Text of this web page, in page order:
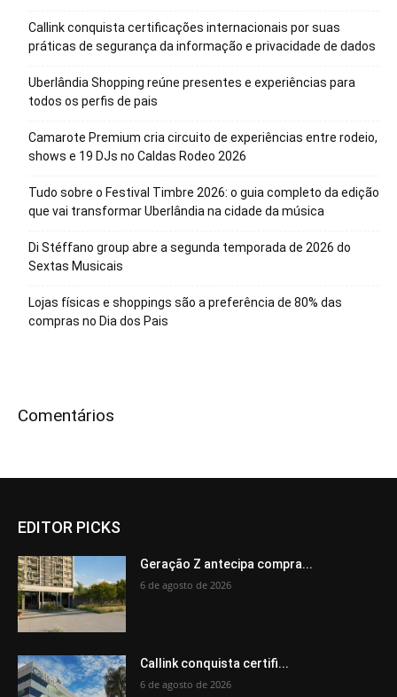
Callink conquista certificações internacionais por suas
práticas de segurança da informação e privacidade de dados
Uberlândia Shopping reúne presentes e experiências para
todos os perfis de pais
Camarote Premium cria circuito de experiências entre rodeio,
shows e 19 DJs no Caldas Rodeo 2026
Tudo sobre o Festival Timbre 2026: o guia completo da edição
que vai transformar Uberlândia na cidade da música
Di Stéffano group abre a segunda temporada de 2026 do
Sextas Musicais
Lojas físicas e shoppings são a preferência de 80% das
compras no Dia dos Pais
Comentários
EDITOR PICKS
Geração Z antecipa compra...
6 de agosto de 2026
Callink conquista certifi...
6 de agosto de 2026